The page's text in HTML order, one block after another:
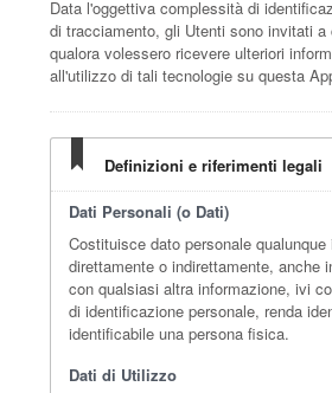
Data l'oggettiva complessità di
di tracciamento, gli Utenti sono invitati
qualora volessero ricevere ulteriori
all'utilizzo di tali tecnologie su questa
Definizioni e riferimenti legali
Dati Personali (o Dati)
Costituisce dato personale
direttamente o indirettamente, anche
con qualsiasi altra informazione, ivi
di identificazione personale, renda
identificabile una persona fisica.
Dati di Utilizzo